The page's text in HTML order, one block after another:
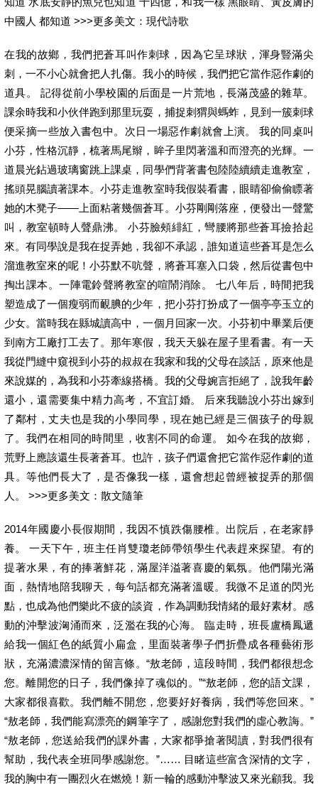
中國人 都知道 >>>更多美文：現代詩歌
在我的故鄉，我們把蒼耳叫作刺球，因為它呈球狀，渾身豎滿尖
刺，一不小心就會把人扎傷。我小的時候，我們把它當作惡作劇的
道具。 記得從前小學校園的后面是一片荒地，長滿茂盛的雜草。
課余時我和小伙伴跑到那里玩耍，捕捉刺猬與螞蚱，見到一簇刺球
便采摘一些放入書包中。次日一場惡作劇就會上演。 我的同桌叫
小芬，性格沉靜，梳著馬尾辮，眸子里閃著溫和而澄亮的光輝。一
道晨光鉆過玻璃窗跳上課桌，同學們背著書包陸陸續續走進教室，
搖頭晃腦讀著課本。小芬走進教室時我假裝看書，眼睛卻偷偷瞟著
她的木凳子——上面粘著幾個蒼耳。小芬剛剛落座，便發出一聲驚
叫，教室頓時人聲鼎沸。 小芬臉頰緋紅，彎腰將那些蒼耳撿拾起
來。有同學說是我在捉弄她，我卻不承認，誰知道這些蒼耳是怎么
溜進教室來的呢！小芬默不吭聲，將蒼耳塞入口袋，然后從書包中
掏出課本。一陣電鈴聲將教室的喧鬧消除。 七八年后，時間把我
塑造成了一個瘦弱而靦腆的少年，把小芬打扮成了一個亭亭玉立的
少女。當時我在縣城讀高中，一個月回家一次。小芬初中畢業后便
到南方工廠打工去了。那年寒假，我天天躲在屋子里看書。有一天
我從門縫中窺視到小芬的叔叔在我家和我的父母在談話，原來他是
來說媒的，為我和小芬牽線搭橋。我的父母婉言拒絕了，說我年齡
還小，還需要集中精力高考，不宜訂婚。 后來我聽說小芬出嫁到
了鄰村，丈夫也是我的小學同學，現在她已經是三個孩子的母親
了。我們在相同的時間里，收割不同的命運。 如今在我的故鄉，
荒野上應該還生長著蒼耳。也許，孩子們還會把它當作惡作劇的道
具。等他們長大了，是否像我一樣，還會想起曾經被捉弄的那個
人。 >>>更多美文：散文隨筆
2014年國慶小長假期間，我因不慎跌傷腰椎。出院后，在老家靜
養。 一天下午，班主任肖雙瓊老師帶領學生代表趕來探望。有的
提著水果，有的捧著鮮花，滿屋洋溢著喜慶的氣氛。他們陽光滿
面，熱情地陪我聊天，每句話都充滿著溫暖。我微不足道的閃光
點，也成為他們樂此不疲的談資，作為調動我情緒的最好素材。感
動的沖擊波洶涌而來，泛濫在我的心海。 臨走時，班長盧橋鳳遞
給我一個紅色的紙質小扁盒，里面裝著學子們折疊成各種藝術形
狀，充滿濃濃深情的留言條。“敖老師，這段時間，我們都很想念
您。離開您的日子，我們像掉了魂似的。”“敖老師，您的語文課，
大家都很喜歡。我們離不開您，您要好好養病，我們等您回來。”
“敖老師，我們能寫漂亮的鋼筆字了，感謝您對我們的虛心教誨。”
“敖老師，您送給我們的課外書，大家都爭搶著閱讀，對我們很有
幫助，我代表全班同學感謝您。”…… 目睹這些富含深情的文字，
我的胸中有一團烈火在燃燒！新一輪的感動沖擊波又來光顧我。我